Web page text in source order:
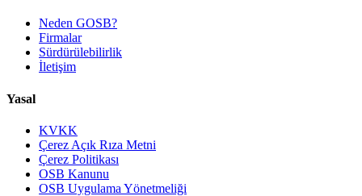
Neden GOSB?
Firmalar
Sürdürülebilirlik
İletişim
Yasal
KVKK
Çerez Açık Rıza Metni
Çerez Politikası
OSB Kanunu
OSB Uygulama Yönetmeliği